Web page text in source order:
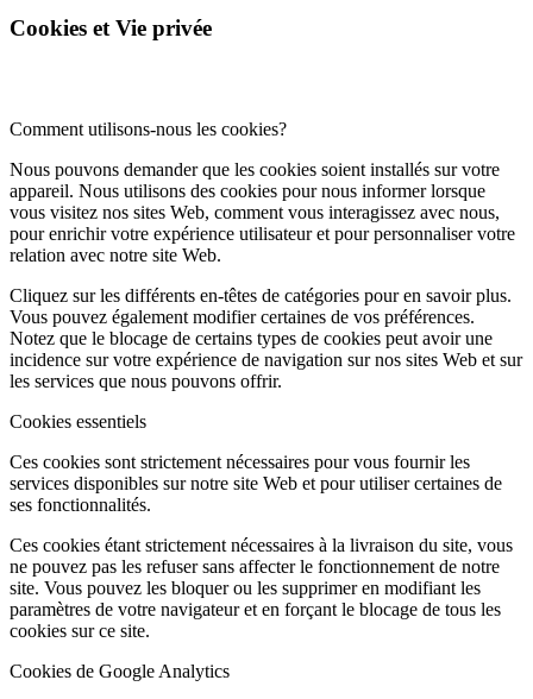
Cookies et Vie privée
Comment utilisons-nous les cookies?
Nous pouvons demander que les cookies soient installés sur votre
appareil. Nous utilisons des cookies pour nous informer lorsque
vous visitez nos sites Web, comment vous interagissez avec nous,
pour enrichir votre expérience utilisateur et pour personnaliser votre
relation avec notre site Web.
Cliquez sur les différents en-têtes de catégories pour en savoir plus.
Vous pouvez également modifier certaines de vos préférences.
Notez que le blocage de certains types de cookies peut avoir une
incidence sur votre expérience de navigation sur nos sites Web et sur
les services que nous pouvons offrir.
Cookies essentiels
Ces cookies sont strictement nécessaires pour vous fournir les
services disponibles sur notre site Web et pour utiliser certaines de
ses fonctionnalités.
Ces cookies étant strictement nécessaires à la livraison du site, vous
ne pouvez pas les refuser sans affecter le fonctionnement de notre
site. Vous pouvez les bloquer ou les supprimer en modifiant les
paramètres de votre navigateur et en forçant le blocage de tous les
cookies sur ce site.
Cookies de Google Analytics